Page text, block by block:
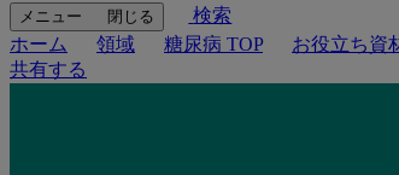
メニュー 閉じる
検索
ホーム
領域 糖尿病 TOP お役立ち資
共有する